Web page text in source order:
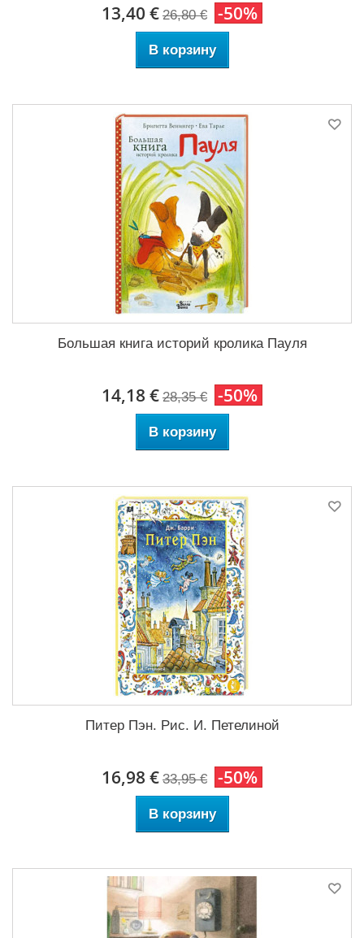
13,40 € 26,80 € -50%
В корзину
Большая книга историй кролика Пауля
14,18 € 28,35 € -50%
В корзину
Питер Пэн. Рис. И. Петелиной
16,98 € 33,95 € -50%
В корзину